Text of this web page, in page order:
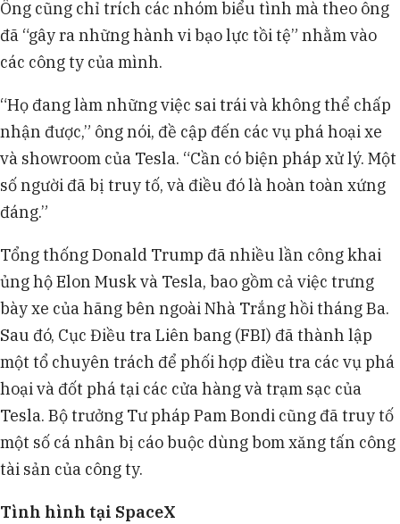
Ông cũng chỉ trích các nhóm biểu tình mà theo ông
đã “gây ra những hành vi bạo lực tồi tệ” nhằm vào
các công ty của mình.
“Họ đang làm những việc sai trái và không thể chấp
nhận được,” ông nói, đề cập đến các vụ phá hoại xe
và showroom của Tesla. “Cần có biện pháp xử lý. Một
số người đã bị truy tố, và điều đó là hoàn toàn xứng
đáng.”
Tổng thống Donald Trump đã nhiều lần công khai
ủng hộ Elon Musk và Tesla, bao gồm cả việc trưng
bày xe của hãng bên ngoài Nhà Trắng hồi tháng Ba.
Sau đó, Cục Điều tra Liên bang (FBI) đã thành lập
một tổ chuyên trách để phối hợp điều tra các vụ phá
hoại và đốt phá tại các cửa hàng và trạm sạc của
Tesla. Bộ trưởng Tư pháp Pam Bondi cũng đã truy tố
một số cá nhân bị cáo buộc dùng bom xăng tấn công
tài sản của công ty.
Tình hình tại SpaceX